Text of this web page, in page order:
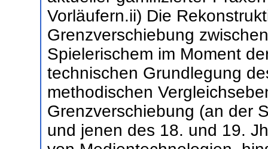
Vorläufern.ii) Die
Grenzverschiebung
Spielerischem im Moment
technischen Grundlegung
methodischen
Grenzverschiebung (an der
und jenen des 18. und 19.